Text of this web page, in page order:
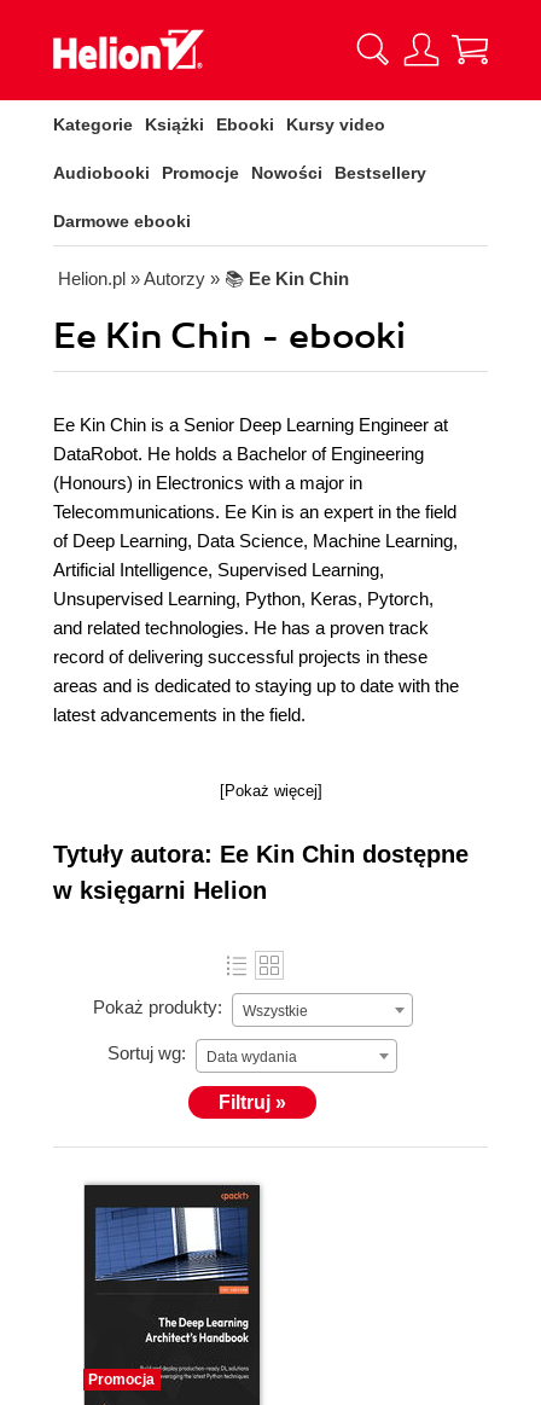
Kategorie Książki Ebooki Kursy video
Audiobooki Promocje Nowości Bestsellery
Darmowe ebooki
Helion.pl » Autorzy » 📚 Ee Kin Chin
Ee Kin Chin - ebooki
Ee Kin Chin is a Senior Deep Learning Engineer at
DataRobot. He holds a Bachelor of Engineering
(Honours) in Electronics with a major in
Telecommunications. Ee Kin is an expert in the field
of Deep Learning, Data Science, Machine Learning,
Artificial Intelligence, Supervised Learning,
Unsupervised Learning, Python, Keras, Pytorch,
and related technologies. He has a proven track
record of delivering successful projects in these
areas and is dedicated to staying up to date with the
latest advancements in the field.
[Pokaż więcej]
Tytuły autora: Ee Kin Chin dostępne
w księgarni Helion
Pokaż produkty: Wszystkie
Sortuj wg: Data wydania
Filtruj »
Promocja